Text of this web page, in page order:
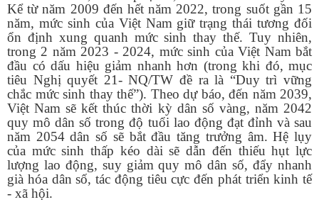
Kể từ năm 2009 đến hết năm 2022, trong suốt gần 15
năm, mức sinh của Việt Nam giữ trạng thái tương đối
ổn định xung quanh mức sinh thay thế. Tuy nhiên,
trong 2 năm 2023 - 2024, mức sinh của Việt Nam bắt
đầu có dấu hiệu giảm nhanh hơn (trong khi đó, mục
tiêu Nghị quyết 21- NQ/TW đề ra là “Duy trì vững
chắc mức sinh thay thế”). Theo dự báo, đến năm 2039,
Việt Nam sẽ kết thúc thời kỳ dân số vàng, năm 2042
quy mô dân số trong độ tuổi lao động đạt đỉnh và sau
năm 2054 dân số sẽ bắt đầu tăng trưởng âm. Hệ lụy
của mức sinh thấp kéo dài sẽ dẫn đến thiếu hụt lực
lượng lao động, suy giảm quy mô dân số, đẩy nhanh
già hóa dân số, tác động tiêu cực đến phát triển kinh tế
- xã hội.